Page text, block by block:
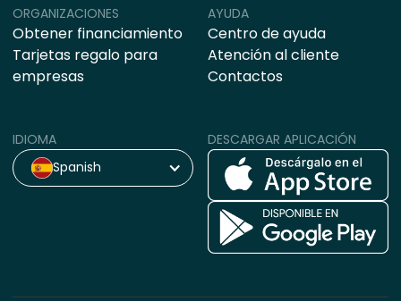
ORGANIZACIONES
Obtener financiamiento
Tarjetas regalo para
empresas
AYUDA
Centro de ayuda
Atención al cliente
Contactos
IDIOMA
Spanish
DESCARGAR APLICACIÓN